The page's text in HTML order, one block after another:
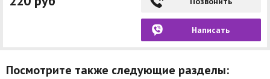
Написать
Посмотрите также следующие разделы: